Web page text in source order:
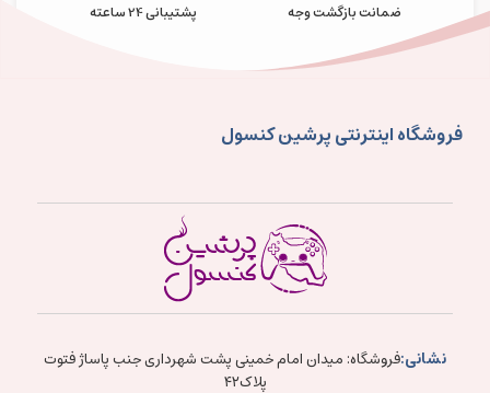
ضمانت بازگشت وجه پشتیبانی 24 ساعته
فروشگاه اینترنتی پرشین کنسول
نشانی:فروشگاه: میدان امام خمینی پشت شهرداری جنب پاساژ فتوت
پلاک۴۲